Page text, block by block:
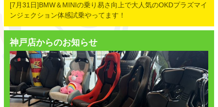
[7月31日]BMW＆MINIの乗り易さ向上で大人気のOKDプラズマイ
ンジェクション体感試乗やってます！
神戸店からのお知らせ